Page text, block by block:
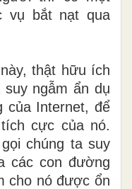
vụ bắt nạt qua
thật hữu ích
ngẫm ẩn dụ
của Internet, để
cực của nó.
chúng ta suy
các con đường
cho nó được ổn